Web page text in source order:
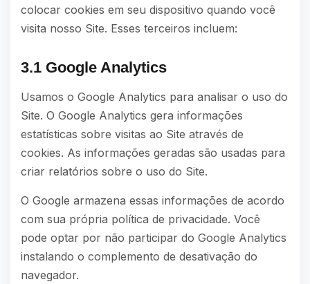
colocar cookies em seu dispositivo quando você
visita nosso Site. Esses terceiros incluem:
3.1 Google Analytics
Usamos o Google Analytics para analisar o uso do
Site. O Google Analytics gera informações
estatísticas sobre visitas ao Site através de
cookies. As informações geradas são usadas para
criar relatórios sobre o uso do Site.
O Google armazena essas informações de acordo
com sua própria política de privacidade. Você
pode optar por não participar do Google Analytics
instalando o complemento de desativação do
navegador.